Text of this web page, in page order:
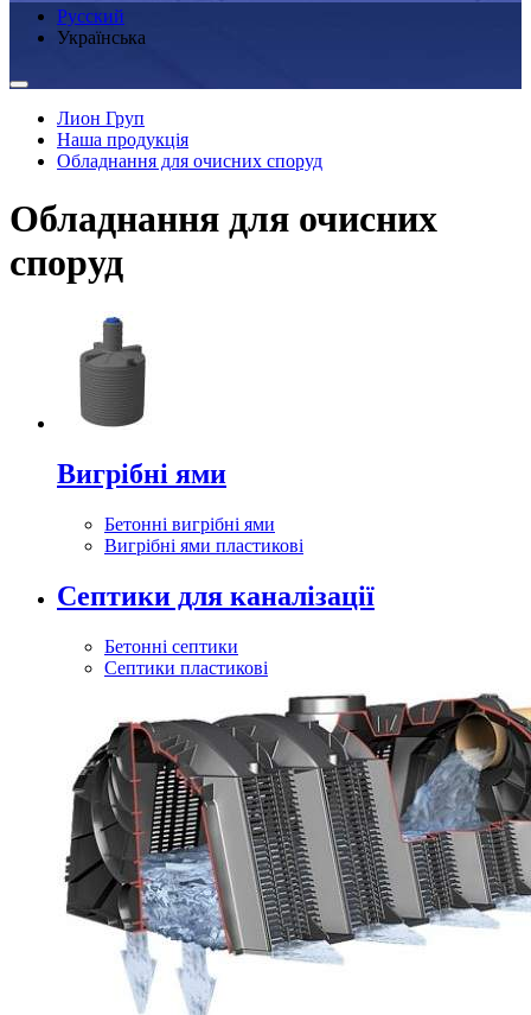
Русский
Українська
Лион Груп
Наша продукція
Обладнання для очисних споруд
Обладнання для очисних
споруд
Вигрібні ями
Бетонні вигрібні ями
Вигрібні ями пластикові
Септики для каналізації
Бетонні септики
Септики пластикові